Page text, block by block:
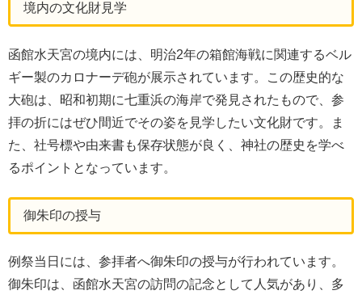
境内の文化財見学
函館水天宮の境内には、明治2年の箱館海戦に関連するベル
ギー製のカロナーデ砲が展示されています。この歴史的な
大砲は、昭和初期に七重浜の海岸で発見されたもので、参
拝の折にはぜひ間近でその姿を見学したい文化財です。ま
た、社号標や由来書も保存状態が良く、神社の歴史を学べ
るポイントとなっています。
御朱印の授与
例祭当日には、参拝者へ御朱印の授与が行われています。
御朱印は、函館水天宮の訪問の記念として人気があり、多